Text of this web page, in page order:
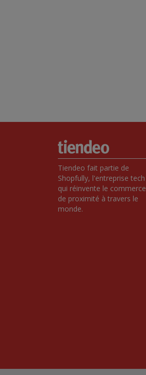
Tiendeo fait partie de
Shopfully, l'entreprise tech
qui réinvente le commerce
de proximité à travers le
monde.